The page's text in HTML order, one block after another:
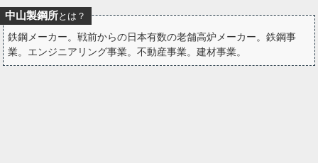
ー
ク
中山製鋼所とは？
鉄鋼メーカー。戦前からの日本有数の老舗高炉メーカー。鉄鋼事
業。エンジニアリング事業。不動産事業。建材事業。